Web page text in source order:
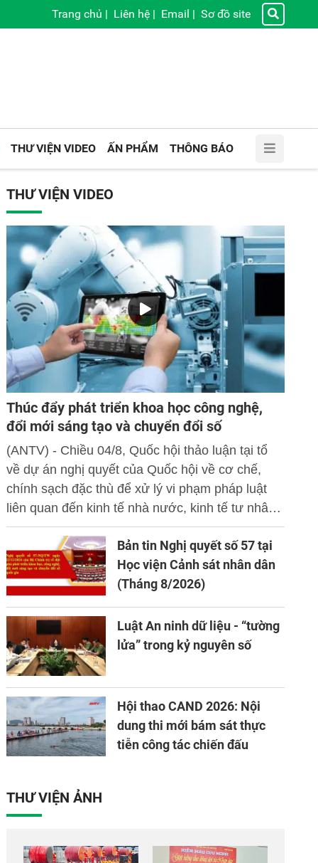
Trang chủ | Liên hệ | Email | Sơ đồ site
THƯ VIỆN VIDEO ẤN PHẨM THÔNG BÁO
THƯ VIỆN VIDEO
Thúc đẩy phát triển khoa học công nghệ,
đổi mới sáng tạo và chuyển đổi số
(ANTV) - Chiều 04/8, Quốc hội thảo luận tại tổ
về dự án nghị quyết của Quốc hội về cơ chế,
chính sạch đặc thù để xử lý vi phạm pháp luật
liên quan đến kinh tế nhà nước, kinh tế tư nhân
và ứng dụng khoa học công nghệ, đổi mới sáng
tạo và chuyển đổi số.Bản tin Nghị quyết số 57 tại
Học viện Cảnh sát nhân dân
(Tháng 8/2026)
Luật An ninh dữ liệu - “tường
lửa” trong kỷ nguyên số
Hội thao CAND 2026: Nội
dung thi mới bám sát thực
tiễn công tác chiến đấu
THƯ VIỆN ẢNH